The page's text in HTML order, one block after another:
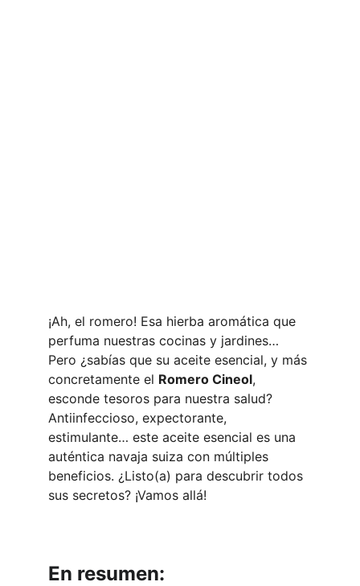
¡Ah, el romero! Esa hierba aromática que
perfuma nuestras cocinas y jardines…
Pero ¿sabías que su aceite esencial, y más
concretamente el Romero Cineol,
esconde tesoros para nuestra salud?
Antiinfeccioso, expectorante,
estimulante… este aceite esencial es una
auténtica navaja suiza con múltiples
beneficios. ¿Listo(a) para descubrir todos
sus secretos? ¡Vamos allá!
En resumen: